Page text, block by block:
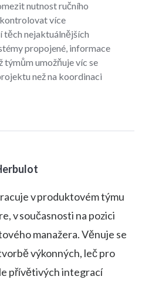
nutnost ručního
více
nejaktuálnějších
propojené, informace
umožňuje víc se
než na koordinaci
v produktovém týmu
v současnosti na pozici
manažera. Věnuje se
výkonných, leč pro
přívětivých integrací